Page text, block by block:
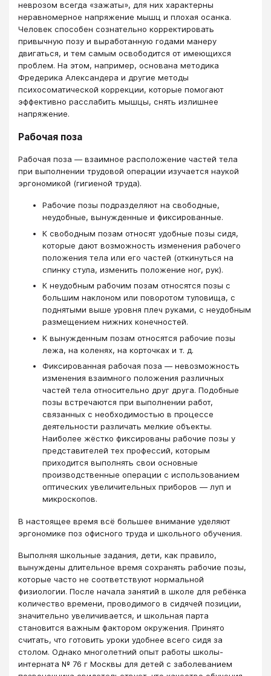
неврозом всегда «зажаты», для них характерны
неравномерное напряжение мышц и плохая осанка.
Человек способен сознательно корректировать
привычную позу и выработанную годами манеру
двигаться, и тем самым освободится от имеющихся
проблем. На этом, например, основана методика
Фредерика Александера и другие методы
психосоматической коррекции, которые помогают
эффективно расслабить мышцы, снять излишнее
напряжение.
Рабочая поза
Рабочая поза — взаимное расположение частей тела
при выполнении трудовой операции изучается наукой
эргономикой (гигиеной труда).
Рабочие позы подразделяют на свободные,
неудобные, вынужденные и фиксированные.
К свободным позам относят удобные позы сидя,
которые дают возможность изменения рабочего
положения тела или его частей (откинуться на
спинку стула, изменить положение ног, рук).
К неудобным рабочим позам относятся позы с
большим наклоном или поворотом туловища, с
поднятыми выше уровня плеч руками, с неудобным
размещением нижних конечностей.
К вынужденным позам относятся рабочие позы
лежа, на коленях, на корточках и т. д.
Фиксированная рабочая поза — невозможность
изменения взаимного положения различных
частей тела относительно друг друга. Подобные
позы встречаются при выполнении работ,
связанных с необходимостью в процессе
деятельности различать мелкие объекты.
Наиболее жёстко фиксированы рабочие позы у
представителей тех профессий, которым
приходится выполнять свои основные
производственные операции с использованием
оптических увеличительных приборов — луп и
микроскопов.
В настоящее время всё большее внимание уделяют
эргономике поз офисного труда и школьного обучения.
Выполняя школьные задания, дети, как правило,
вынуждены длительное время сохранять рабочие позы,
которые часто не соответствуют нормальной
физиологии. После начала занятий в школе для ребёнка
количество времени, проводимого в сидячей позиции,
значительно увеличивается, и школьная парта
становится важным фактором окружения. Принято
считать, что готовить уроки удобнее всего сидя за
столом. Однако многолетний опыт работы школы-
интерната № 76 г Москвы для детей с заболеванием